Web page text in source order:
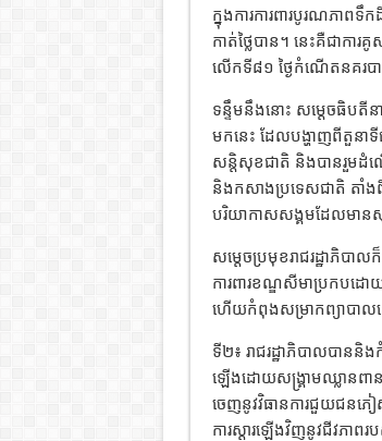
ក្នុងការការពារបូរណភាព
កាត់ថ្លៃបាន។ នេះគឺជាកា
លើកទី៨១ ថ្ងៃកំណើតនគរប
ទន្ទឹមនឹងនោះ សម្តេចធិបតីន
មកនេះ ដែលបង្ហាញពីតួនាទី
សន្តិសុខជាតិ និងបានរួមដំណើ
និងកសាងប្រទេសជាតិ តាំងពី
បរិយាកាសសង្គមដែលមាន
សម្តេចប្រមុខរាជរដ្ឋាភិបា
ការពារខណ្ឌសីមាប្រកបដោ
ហើយកំពុងសម្រាកព្យាបាល
ទី២៖ រាជរដ្ឋាភិបាលបាន
ឡើងដោយសង្គ្រាមឈ្លានពា
ចេញនូវវិធានការជួយជនភៀ
ការស្ដារឡើងវិញនូវជីវភា